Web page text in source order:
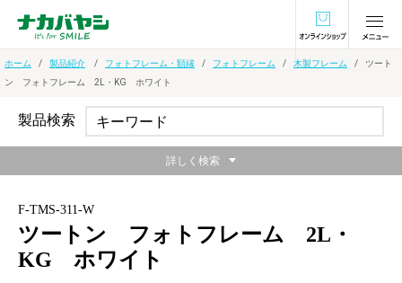
オンラインショ
ホーム 製品紹介 フォトフレーム・額縁 フォトフレーム 木製フレーム
ツート
ン フォトフレーム 2L・KG ホワイト
F-TMS-311-W
ツートン フォトフレーム 2L・
KG ホワイト
製品検索
詳しく検索